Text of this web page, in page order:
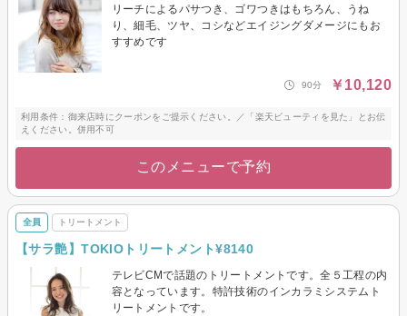
リーチによるパサつき、ゴワつきはもちろん、うね
り、細毛、ツヤ、コシなどエイジングダメージにもお
すすめです
90分 ￥10,120
利用条件：御来店時にクーポンをご提示ください。／「楽天ビューティを見た」とお伝
えください。併用不可
このメニューで予約
全員 トリートメント
【サラ艶】TOKIOトリートメント¥8140
テレビCMで話題のトリートメントです。全５工程の内
容となっています。特許技術のインカラミシステムト
リートメントです。